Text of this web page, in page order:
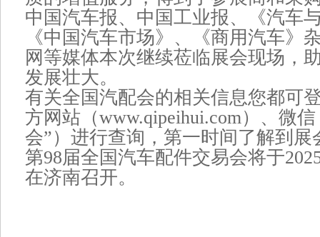
中国汽车报、中国工业报、《汽车
《中国汽车市场》、《商用汽车》
网等媒体本次继续莅临展会现场，
发展壮大。
有关全国汽配会的相关信息您都可
方网站（www.qipeihui.com）、微
会”）进行查询，第一时间了解到展
第98届全国汽车配件交易会将于
在济南召开。